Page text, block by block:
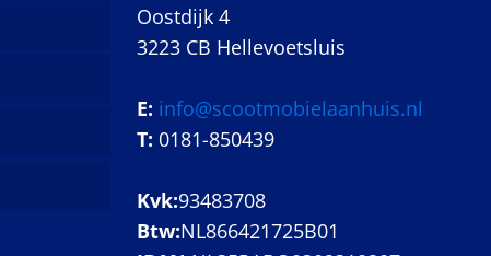
Oostdijk 4
3223 CB Hellevoetsluis
E: info@scootmobielaanhuis.nl
T: 0181-850439
Kvk:93483708
Btw:NL866421725B01